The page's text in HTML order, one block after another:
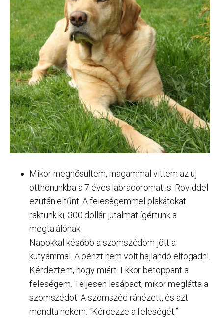
Mikor megnősültem, magammal vittem az új
otthonunkba a 7 éves labradoromat is. Röviddel
ezután eltűnt. A feleségemmel plakátokat
raktunk ki, 300 dollár jutalmat ígértünk a
megtalálónak.
Napokkal később a szomszédom jött a
kutyámmal. A pénzt nem volt hajlandó elfogadni.
Kérdeztem, hogy miért. Ekkor betoppant a
feleségem. Teljesen lesápadt, mikor meglátta a
szomszédot. A szomszéd ránézett, és azt
mondta nekem: “Kérdezze a feleségét.”